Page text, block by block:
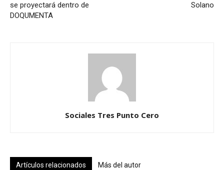
se proyectará dentro de
DOQUMENTA
Solano
Sociales Tres Punto Cero
Artículos relacionados Más del autor